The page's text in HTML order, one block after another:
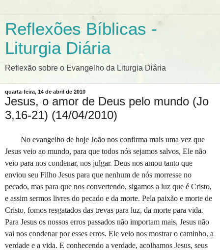
Reflexões Bíblicas -
Liturgia Diária
Reflexão sobre o Evangelho da Liturgia Diária
quarta-feira, 14 de abril de 2010
Jesus, o amor de Deus pelo mundo (Jo
3,16-21) (14/04/2010)
No evangelho de hoje João nos confirma mais uma vez que
Jesus veio ao mundo, para que todos nós sejamos salvos, Ele não
veio para nos condenar, nos julgar. Deus nos amou tanto que
enviou seu Filho Jesus para que nenhum de nós morresse no
pecado, mas para que nos convertendo, sigamos a luz que é Cristo,
e assim sermos livres do pecado e da morte. Pela paixão e morte de
Cristo, fomos resgatados das trevas para luz, da morte para vida.
Para Jesus os nossos erros passados não importam mais, Jesus não
vai nos condenar por esses erros. Ele veio nos mostrar o caminho, a
verdade e a vida. E conhecendo a verdade, acolhamos Jesus, seus